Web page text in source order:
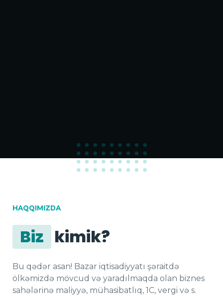
100 %
HAQQIMIZDA
Biz kimik?
Bu qədər asan! Bazar iqtisadiyyatı şəraitdə
ölkəmizdə mövcud və yaradılmaqda olan biznes
sahələrinə maliyyə, mühasibatlıq, 1C, vergi və s.